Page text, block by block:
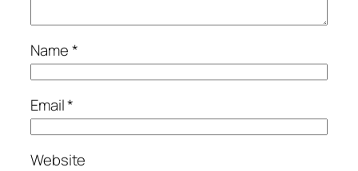
Name*
Email*
Website